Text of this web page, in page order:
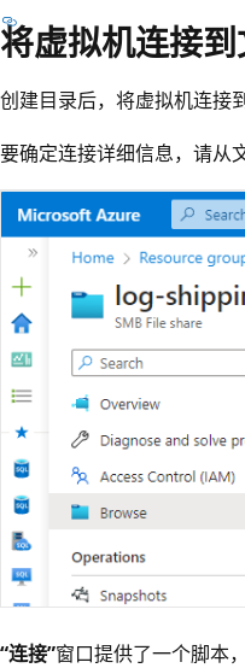
将虚拟机连接
创建目录后，将虚拟机连接
要确定连接详细信息，请从
“连接”窗口提供了一个脚本